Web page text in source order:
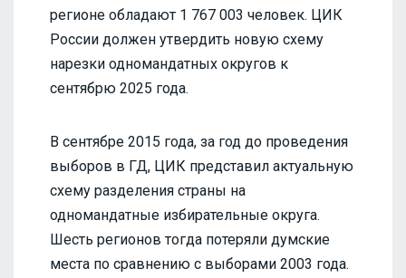
регионе обладают 1 767 003 человек. ЦИК
России должен утвердить новую схему
нарезки одномандатных округов к
сентябрю 2025 года.
В сентябре 2015 года, за год до проведения
выборов в ГД, ЦИК представил актуальную
схему разделения страны на
одномандатные избирательные округа.
Шесть регионов тогда потеряли думские
места по сравнению с выборами 2003 года.